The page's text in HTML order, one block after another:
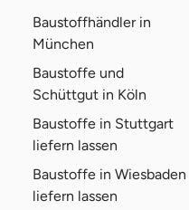
Baustoffhändler in
München
Baustoffe und
Schüttgut in Köln
Baustoffe in Stuttgart
liefern lassen
Baustoffe in Wiesbaden
liefern lassen